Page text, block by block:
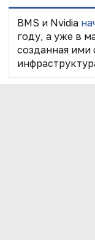
BMS и Nvidia
году, а уже в
созданная ими